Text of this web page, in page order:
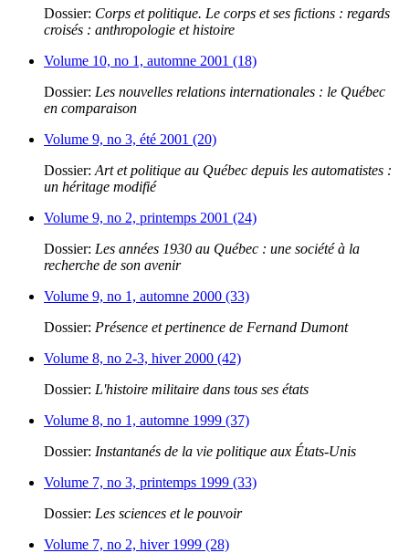
Dossier: Corps et politique. Le corps et ses fictions : regards
croisés : anthropologie et histoire
Volume 10, no 1, automne 2001 (18)
Dossier: Les nouvelles relations internationales : le Québec
en comparaison
Volume 9, no 3, été 2001 (20)
Dossier: Art et politique au Québec depuis les automatistes :
un héritage modifié
Volume 9, no 2, printemps 2001 (24)
Dossier: Les années 1930 au Québec : une société à la
recherche de son avenir
Volume 9, no 1, automne 2000 (33)
Dossier: Présence et pertinence de Fernand Dumont
Volume 8, no 2-3, hiver 2000 (42)
Dossier: L'histoire militaire dans tous ses états
Volume 8, no 1, automne 1999 (37)
Dossier: Instantanés de la vie politique aux États-Unis
Volume 7, no 3, printemps 1999 (33)
Dossier: Les sciences et le pouvoir
Volume 7, no 2, hiver 1999 (28)